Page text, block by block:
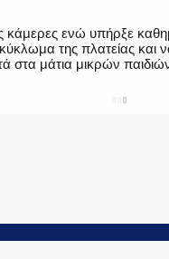
ενώ υπήρξε
της πλατείας και
στα μάτια μικρών
SHARE
byG POiNT ADV-